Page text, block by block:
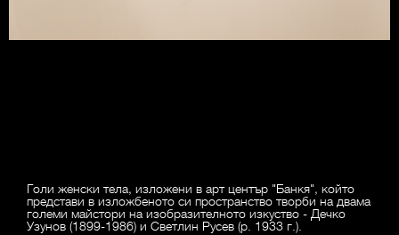
Голи женски тела, изложени в арт център "Банкя", който
представи в изложбеното си пространство творби на двама
големи майстори на изобразителното изкуство - Дечко
Узунов (1899-1986) и Светлин Русев (р. 1933 г.).